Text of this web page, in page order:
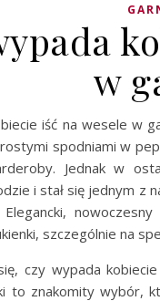
w
iść na wesele w
spodniami w
Jednak w
i stał się jednym z
Elegancki,
szczególnie na
czy wypada
to znakomity wybór,